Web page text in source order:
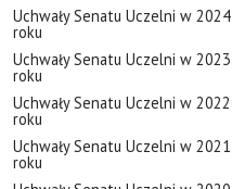
Uchwały Senatu Uczelni w 2024
roku
Uchwały Senatu Uczelni w 2023
roku
Uchwały Senatu Uczelni w 2022
roku
Uchwały Senatu Uczelni w 2021
roku